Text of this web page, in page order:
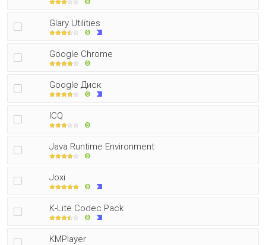
Glary Utilities
Google Chrome
Google Диск
ICQ
Java Runtime Environment
Joxi
K-Lite Codec Pack
KMPlayer